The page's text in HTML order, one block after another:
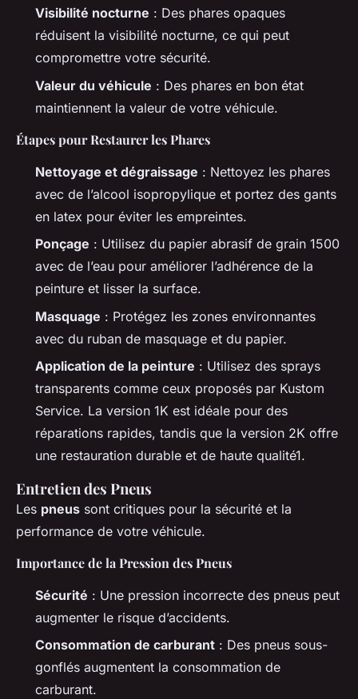
Visibilité nocturne : Des phares opaques
réduisent la visibilité nocturne, ce qui peut
compromettre votre sécurité.
Valeur du véhicule : Des phares en bon état
maintiennent la valeur de votre véhicule.
Étapes pour Restaurer les Phares
Nettoyage et dégraissage : Nettoyez les phares
avec de l’alcool isopropylique et portez des gants
en latex pour éviter les empreintes.
Ponçage : Utilisez du papier abrasif de grain 1500
avec de l’eau pour améliorer l’adhérence de la
peinture et lisser la surface.
Masquage : Protégez les zones environnantes
avec du ruban de masquage et du papier.
Application de la peinture : Utilisez des sprays
transparents comme ceux proposés par Kustom
Service. La version 1K est idéale pour des
réparations rapides, tandis que la version 2K offre
une restauration durable et de haute qualité1.
Entretien des Pneus
Les pneus sont critiques pour la sécurité et la
performance de votre véhicule.
Importance de la Pression des Pneus
Sécurité : Une pression incorrecte des pneus peut
augmenter le risque d’accidents.
Consommation de carburant : Des pneus sous-
gonflés augmentent la consommation de
carburant.